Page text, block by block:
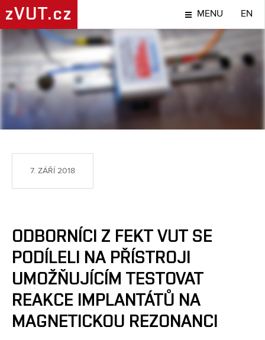
zVUT.cz MENU EN
NÁPADY A OBJEVY
7. ZÁŘÍ 2018
ODBORNÍCI Z FEKT VUT SE
PODÍLELI NA PŘÍSTROJI
UMOŽŇUJÍCÍM TESTOVAT
REAKCE IMPLANTÁTŮ NA
MAGNETICKOU REZONANCI